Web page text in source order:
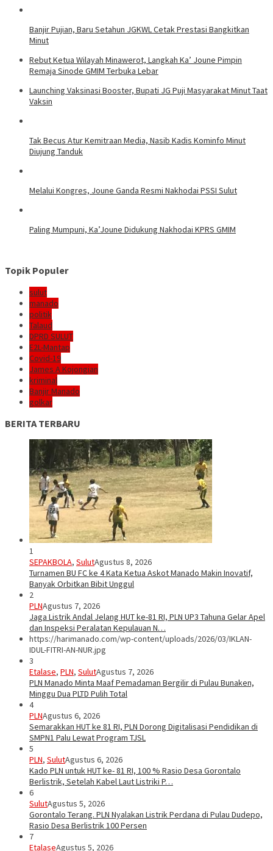
Banjir Pujian, Baru Setahun JGKWL Cetak Prestasi Bangkitkan
Minut
Rebut Ketua Wilayah Minawerot, Langkah Ka’ Joune Pimpin
Remaja Sinode GMIM Terbuka Lebar
Launching Vaksinasi Booster, Bupati JG Puji Masyarakat Minut Taat
Vaksin
Tak Becus Atur Kemitraan Media, Nasib Kadis Kominfo Minut
Diujung Tanduk
Melalui Kongres, Joune Ganda Resmi Nakhodai PSSI Sulut
Paling Mumpuni, Ka’Joune Didukung Nakhodai KPRS GMIM
Topik Populer
sulut
manado
politik
Talaud
DPRD SULUT
E2L-Mantap
Covid-19
James A Kojongian
kriminal
Banjir Manado
golkar
BERITA TERBARU
1
SEPAKBOLA, SulutAgustus 8, 2026
Turnamen BU FC ke 4 Kata Ketua Askot Manado Makin Inovatif,
Banyak Orbitkan Bibit Unggul
2
PLNAgustus 7, 2026
Jaga Listrik Andal Jelang HUT ke-81 RI, PLN UP3 Tahuna Gelar Apel
dan Inspeksi Peralatan Kepulauan N…
https://harimanado.com/wp-content/uploads/2026/03/IKLAN-
IDUL-FITRI-AN-NUR.jpg
3
Etalase, PLN, SulutAgustus 7, 2026
PLN Manado Minta Maaf Pemadaman Bergilir di Pulau Bunaken,
Minggu Dua PLTD Pulih Total
4
PLNAgustus 6, 2026
Semarakkan HUT ke 81 RI, PLN Dorong Digitalisasi Pendidikan di
SMPN1 Palu Lewat Program TJSL
5
PLN, SulutAgustus 6, 2026
Kado PLN untuk HUT ke- 81 RI, 100 % Rasio Desa Gorontalo
Berlistrik, Setelah Kabel Laut Listriki P…
6
SulutAgustus 5, 2026
Gorontalo Terang. PLN Nyalakan Listrik Perdana di Pulau Dudepo,
Rasio Desa Berlistrik 100 Persen
7
EtalaseAgustus 5, 2026